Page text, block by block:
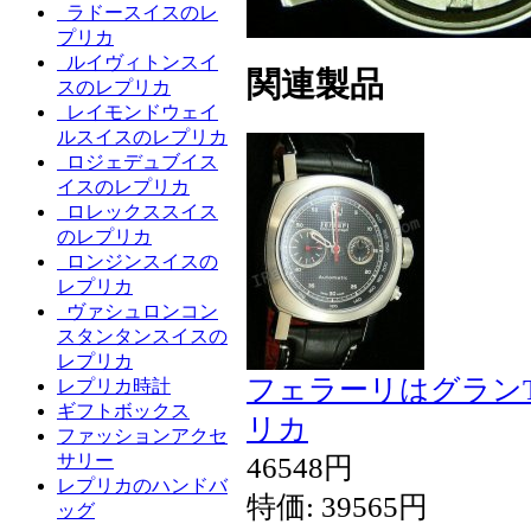
ラドースイスのレ
プリカ
ルイヴィトンスイ
スのレプリカ
レイモンドウェイ
ルスイスのレプリカ
ロジェデュブイス
イスのレプリカ
ロレックススイス
のレプリカ
ロンジンスイスの
レプリカ
ヴァシュロンコン
スタンタンスイスの
レプリカ
レプリカ時計
ギフトボックス
ファッションアクセ
サリー
レプリカのハンドバ
ッグ
関連製品
フェラーリはグラン
リカ
46548円
特価: 39565円